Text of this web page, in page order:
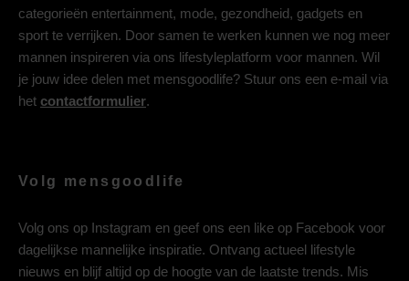
categorieën entertainment, mode, gezondheid, gadgets en
sport te verrijken. Door samen te werken kunnen we nog meer
mannen inspireren via ons lifestyleplatform voor mannen. Wil
je jouw idee delen met mensgoodlife? Stuur ons een e-mail via
het contactformulier.
Volg mensgoodlife
Volg ons op Instagram en geef ons een like op Facebook voor
dagelijkse mannelijke inspiratie. Ontvang actueel lifestyle
nieuws en blijf altijd op de hoogte van de laatste trends. Mis